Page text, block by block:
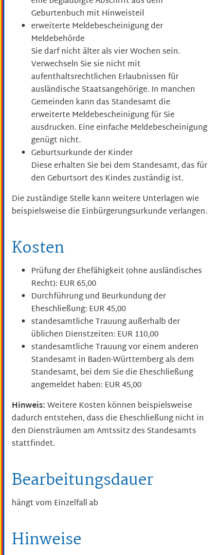
Geburtenbuch mit Hinweisteil
erweiterte Meldebescheinigung der
Meldebehörde
Sie darf nicht älter als vier Wochen sein.
Verwechseln Sie sie nicht mit
aufenthaltsrechtlichen Erlaubnissen für
ausländische Staatsangehörige. In manchen
Gemeinden kann das Standesamt die
erweiterte Meldebescheinigung für Sie
ausdrucken. Eine einfache Meldebescheinigung
genügt nicht.
Geburtsurkunde der Kinder
Diese erhalten Sie bei dem Standesamt, das für
den Geburtsort des Kindes zuständig ist.
Die zuständige Stelle kann weitere Unterlagen wie
beispielsweise die Einbürgerungsurkunde verlangen.
Kosten
Prüfung der Ehefähigkeit (ohne ausländisches
Recht): EUR 65,00
Durchführung und Beurkundung der
Eheschließung: EUR 45,00
standesamtliche Trauung außerhalb der
üblichen Dienstzeiten: EUR 110,00
standesamtliche Trauung vor einem anderen
Standesamt in Baden-Württemberg als dem
Standesamt, bei dem Sie die Eheschließung
angemeldet haben: EUR 45,00
Hinweis:Weitere Kosten können beispielsweise
dadurch entstehen, dass die Eheschließung nicht in
den Diensträumen am Amtssitz des Standesamts
stattfindet.
Bearbeitungsdauer
hängt vom Einzelfall ab
Hinweise